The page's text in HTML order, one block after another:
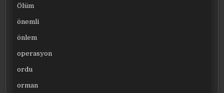
Ölüm
önemli
önlem
operasyon
ordu
orman